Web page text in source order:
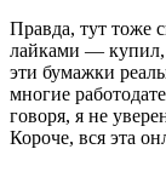
Правда, тут тоже
лайками — купил,
эти бумажки
многие
говоря, я не
Короче, вся эта